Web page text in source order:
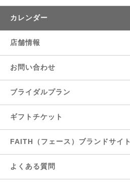
カレンダー
店舗情報
お問い合わせ
ブライダルプラン
ギフトチケット
FAITH（フェース）ブランドサイト
よくある質問